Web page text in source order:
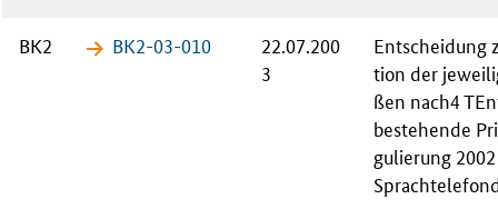
BK2 BK2-03-​010
22.07.200
3
ti­on der
ßen nach4
be­ste­hen­de
gu­lie­rung